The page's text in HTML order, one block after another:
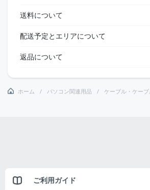
送料について
配送予定とエリアについて
返品について
ホーム パソコン関連用品 ケーブル・ケー
ご利用ガイド